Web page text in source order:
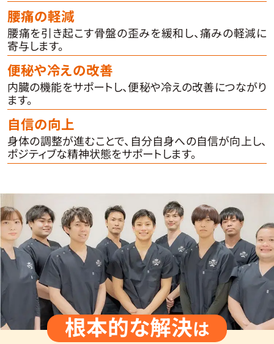
腰痛の軽減
腰痛を引き起こす骨盤の歪みを緩和し、痛みの軽減に
寄与します。
便秘や冷えの改善
内臓の機能をサポートし、便秘や冷えの改善につながり
ます。
自信の向上
身体の調整が進むことで、自分自身への自信が向上し、
ポジティブな精神状態をサポートします。
根本的な解決は